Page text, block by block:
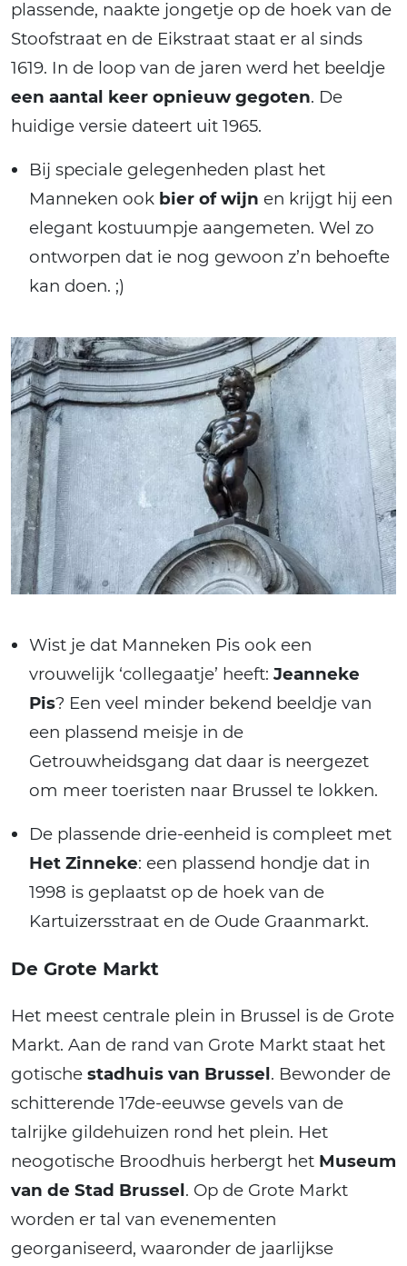
plassende, naakte jongetje op de hoek van de
Stoofstraat en de Eikstraat staat er al sinds
1619. In de loop van de jaren werd het beeldje
een aantal keer opnieuw gegoten. De
huidige versie dateert uit 1965.
Bij speciale gelegenheden plast het
Manneken ook bier of wijn en krijgt hij een
elegant kostuumpje aangemeten. Wel zo
ontworpen dat ie nog gewoon z’n behoefte
kan doen. ;)
Wist je dat Manneken Pis ook een
vrouwelijk ‘collegaatje’ heeft: Jeanneke
Pis? Een veel minder bekend beeldje van
een plassend meisje in de
Getrouwheidsgang dat daar is neergezet
om meer toeristen naar Brussel te lokken.
De plassende drie-eenheid is compleet met
Het Zinneke: een plassend hondje dat in
1998 is geplaatst op de hoek van de
Kartuizersstraat en de Oude Graanmarkt.
De Grote Markt
Het meest centrale plein in Brussel is de Grote
Markt. Aan de rand van Grote Markt staat het
gotische stadhuis van Brussel. Bewonder de
schitterende 17de-eeuwse gevels van de
talrijke gildehuizen rond het plein. Het
neogotische Broodhuis herbergt het Museum
van de Stad Brussel. Op de Grote Markt
worden er tal van evenementen
georganiseerd, waaronder de jaarlijkse